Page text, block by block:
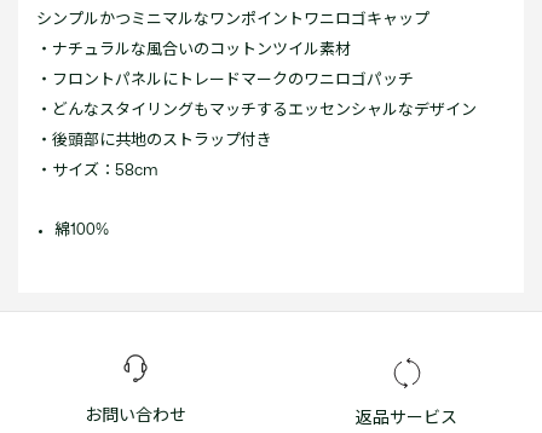
シンプルかつミニマルなワンポイントワニロゴキャップ
・ナチュラルな風合いのコットンツイル素材
・フロントパネルにトレードマークのワニロゴパッチ
・どんなスタイリングもマッチするエッセンシャルなデザイン
・後頭部に共地のストラップ付き
・サイズ：58cm
綿100%
お問い合わせ 返品サービス